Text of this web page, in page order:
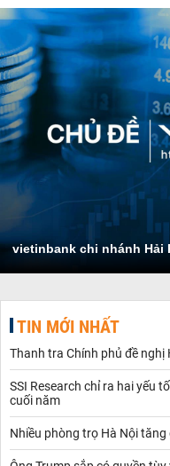
vietinbank chi nhánh Hải
TIN MỚI NHẤT
Thanh tra Chính phủ đề
SSI Research chỉ ra hai yếu
cuối năm
Nhiều phòng trọ Hà Nội tăng